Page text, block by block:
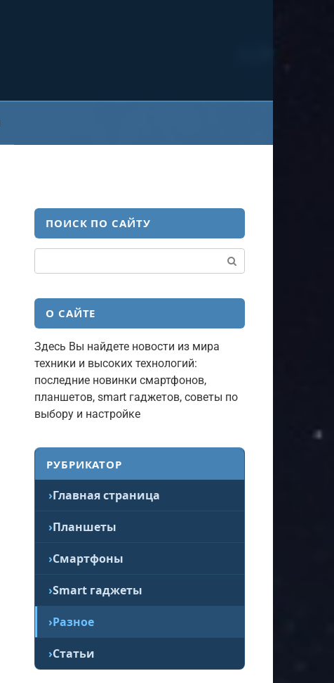
ПОИСК ПО САЙТУ
О САЙТЕ
Здесь Вы найдете новости из мира
техники и высоких технологий:
последние новинки смартфонов,
планшетов, smart гаджетов, советы по
выбору и настройке
РУБРИКАТОР
Главная страница
Планшеты
Смартфоны
Smart гаджеты
Разное
Статьи